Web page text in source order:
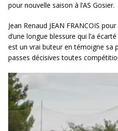
pour nouvelle saison à l’AS Gosier.
Jean Renaud JEAN FRANCOIS
d’une longue blessure qui l’a
est un vrai buteur en témoigne sa
passes décisives toutes